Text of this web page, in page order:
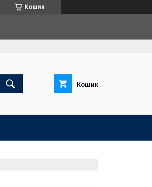
Кошик
Кошик